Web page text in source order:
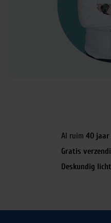
Al ruim 40
Gratis
Deskundig